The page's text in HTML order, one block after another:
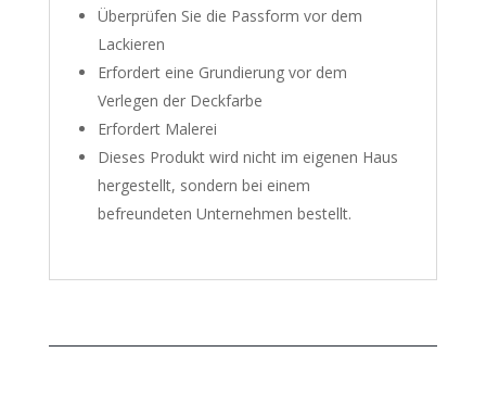
Überprüfen Sie die Passform vor dem
Lackieren
Erfordert eine Grundierung vor dem
Verlegen der Deckfarbe
Erfordert Malerei
Dieses Produkt wird nicht im eigenen Haus
hergestellt, sondern bei einem
befreundeten Unternehmen bestellt.